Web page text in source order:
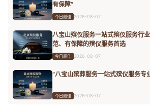
有保障”
今日最佳 2026-08-07
八宝山殡仪服务一站式殡仪服务行
范、有保障的殡仪服务首选
今日最佳 2026-08-07
“八宝山殡葬服务一站式殡仪服务专
今日最佳 2026-08-07